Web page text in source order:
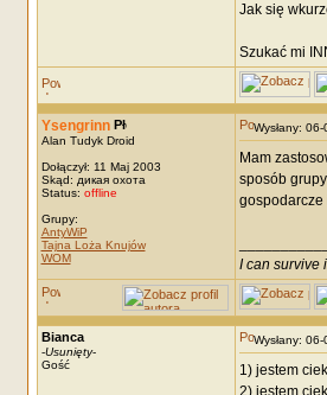
Jak się
Szukać mi
Ysengrinn
Alan Tudyk Droid
Dołączył: 11 Maj 2003
Skąd: дикая охота
Status: offline
Grupy:
AntyWiP
Tajna Loża Knujów
WOM
Wysłany:
Mam
sposób
gospodarcze
I can survive
Bianca
-Usunięty-
Gość
Wysłany:
1) jestem
2) jestem